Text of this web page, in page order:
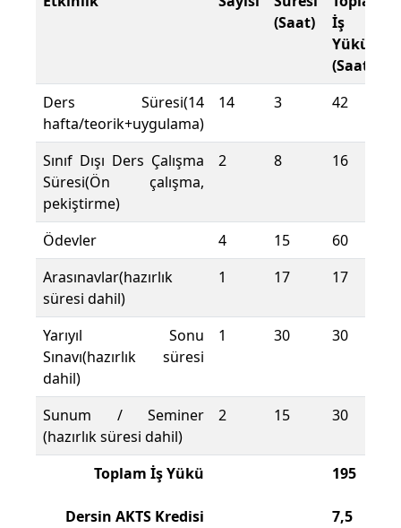
(Saat)
İş
Yükü
(Saat)
Ders Süresi(14
hafta/teorik+uygulama)
14 3 42
Sınıf Dışı Ders Çalışma
Süresi(Ön çalışma,
pekiştirme)
2 8 16
Ödevler 4 15
60
Arasınavlar(hazırlık
süresi dahil)
1 17 17
Yarıyıl Sonu
Sınavı(hazırlık süresi
dahil)
1 30 30
Sunum / Seminer
(hazırlık süresi dahil)
2 15 30
Toplam İş Yükü
Dersin AKTS Kredisi
195
7,5